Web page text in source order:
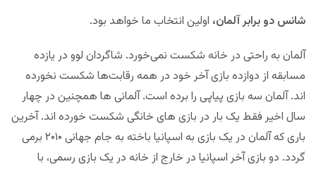
شانس دو برابر آلمان، اولین انتخاب ما خواهد بود.
آلمان به راحتی در خانه شکست نمی‌خورد. شاگردان لوو در یازده
مسابقه از دوازده بازی آخر خود در همه رقابت‌ها شکست نخورده
اند. آلمان سه بازی پیاپی را برده است. آلمانی ها همچنین در چهار
سال اخیر فقط یک بار در بازی های خانگی شکست خورده اند. آخرین
باری که آلمان در یک بازی به اسپانیا باخته به جام جهانی ۲۰۱۰ برمی
گردد. دو بازی آخر اسپانیا در خارج از خانه در یک بازی رسمی، با